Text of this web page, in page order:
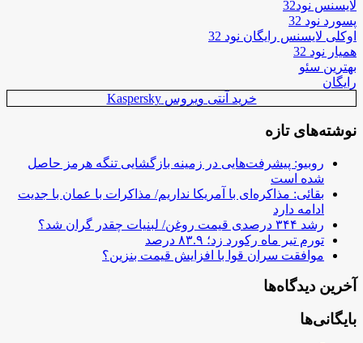
لایسنس نود32
پسورد نود 32
اوکلی لایسنس رایگان نود 32
همیار نود 32
بهترین سئو
رایگان
خرید آنتی ویروس Kaspersky
نوشته‌های تازه
روبیو: پیشرفت‌هایی در زمینه بازگشایی تنگه هرمز حاصل
شده است
بقائی: مذاکره‌ای با آمریکا نداریم/ مذاکرات با عمان با جدیت
ادامه دارد
رشد ۳۴۴ درصدی قیمت روغن/ لبنیات چقدر گران شد؟
تورم تیر ماه رکورد زد؛ ۸۳.۹ درصد
موافقت سران قوا با افزایش قیمت بنزین؟
آخرین دیدگاه‌ها
بایگانی‌ها